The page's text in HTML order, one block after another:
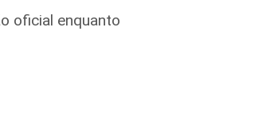
executivos
à
oficial enquanto